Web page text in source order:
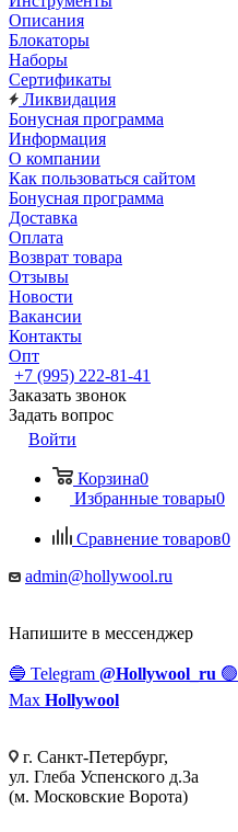
Описания
Блокаторы
Наборы
Сертификаты
Ликвидация
Бонусная программа
Информация
О компании
Как пользоваться сайтом
Бонусная программа
Доставка
Оплата
Возврат товара
Отзывы
Новости
Вакансии
Контакты
Опт
+7 (995) 222-81-41
Заказать звонок
Задать вопрос
Войти
Корзина0
Избранные товары0
Сравнение товаров0
admin@hollywool.ru
Напишите в мессенджер
🔵 Telegram @Hollywool_ru 🟢
Max Hollywool
г. Санкт-Петербург,
ул. Глеба Успенского д.3а
(м. Московские Ворота)